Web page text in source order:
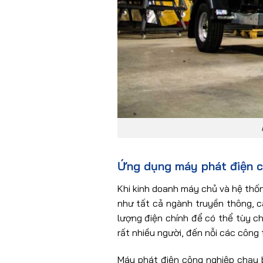
Ứng dụng máy phát
Khi kinh doanh máy chủ và hệ
như tất cả ngành truyền thông,
lượng điện chính để có thể tùy
rất nhiều người, đến nỗi các công
Máy phát điện công nghiệp